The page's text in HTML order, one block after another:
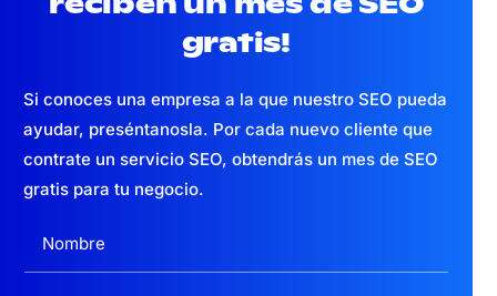
gratis!
Si conoces una empresa a la que nuestro SEO pueda
ayudar, preséntanosla. Por cada nuevo cliente que
contrate un servicio SEO, obtendrás un mes de SEO
gratis para tu negocio.